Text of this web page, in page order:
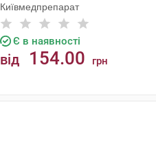
Київмедпрепарат
Є в наявності
від 154.00 грн